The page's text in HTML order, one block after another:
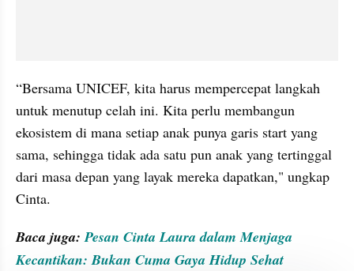
“Bersama UNICEF, kita harus mempercepat langkah
untuk menutup celah ini. Kita perlu membangun
ekosistem di mana setiap anak punya garis start yang
sama, sehingga tidak ada satu pun anak yang tertinggal
dari masa depan yang layak mereka dapatkan," ungkap
Cinta.
Baca juga: Pesan Cinta Laura dalam Menjaga
Kecantikan: Bukan Cuma Gaya Hidup Sehat